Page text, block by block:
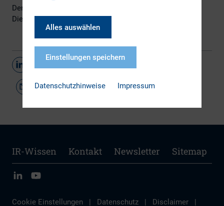
Den neugewählten Vorstand finden Sie
Die Pressemitteilung finden Sie
IR-Wissen Kontakt Newsletter Sitemap
Cookie Einstellungen | Datenschutz | Disclaimer |
Alles auswählen
Einstellungen speichern
Datenschutzhinweise Impressum